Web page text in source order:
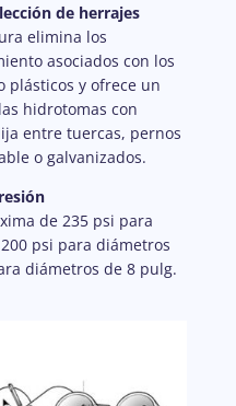
de herrajes
elimina los
asociados con los
plásticos y ofrece un
hidrotomas con
entre tuercas, pernos
o galvanizados.
de 235 psi para
psi para diámetros
diámetros de 8 pulg.